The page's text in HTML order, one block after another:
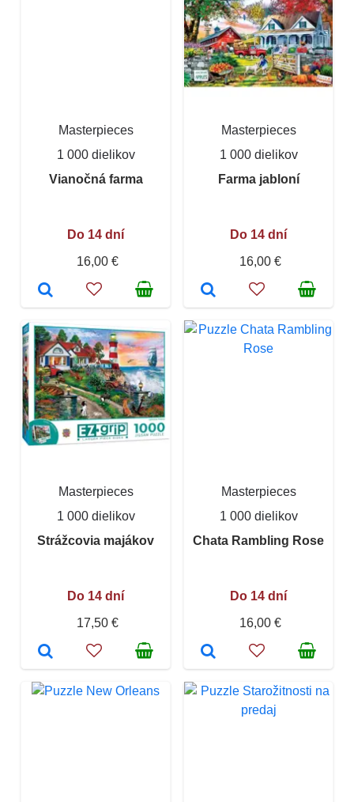
Masterpieces
1 000 dielikov
Vianočná farma
Do 14 dní
16,00 €
Masterpieces
1 000 dielikov
Farma jabloní
Do 14 dní
16,00 €
Masterpieces
1 000 dielikov
Strážcovia majákov
Do 14 dní
17,50 €
Masterpieces
1 000 dielikov
Chata Rambling Rose
Do 14 dní
16,00 €